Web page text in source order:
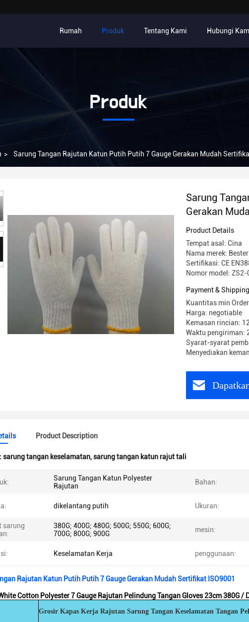
Rumah Produk Tentang Kami Hubungi
Produk
> Sarung Tangan Rajutan Katun Putih Putih 7 Gauge Gerakan Mudah
Sarung
Gerakan
Product Details
Tempat asal: Cina
Nama merek: Bester
Sertifikasi: CE
Nomor model: ZS2-
Payment &
Kuantitas min
Harga: negotiable
Kemasan rincian:
Waktu pengiriman:
Syarat-syarat
Menyediakan
Product Description
sarung tangan keselamatan,sarung tangan katun rajut tali
Sarung Tangan Katun Polyester
Rajutan
Bahan:
dikelantang putih Ukuran:
sarung
380G; 400G; 480G; 500G; 550G; 600G;
700G; 800G; 900G
mesin:
Keselamatan Kerja penggunaan:
Rajutan Katun Putih Putih 7 Gauge Gerakan Mudah Sertifikat ISO9001
Cotton Polyester 7 Gauge Rajutan Pelindung Tangan Gloves 23cm 380G /
Grosir Kapas Kerja Rajutan Sarung Tangan Keselamatan Tangan